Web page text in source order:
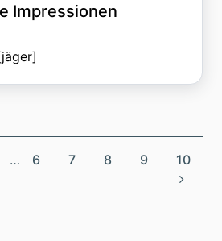
Impressionen
… 6 7 8 9 10